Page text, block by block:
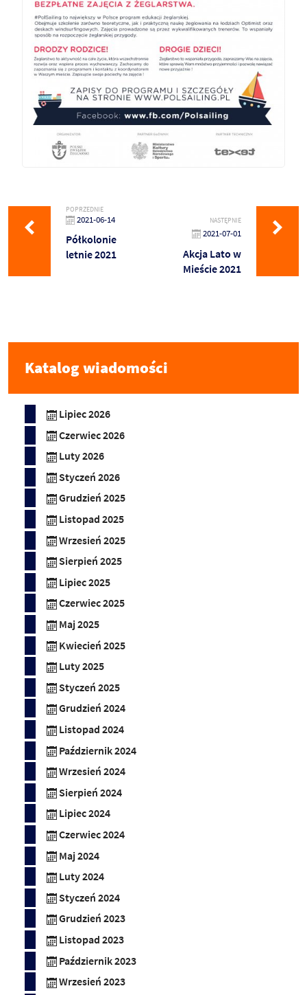
POPRZEDNIE
2021-06-14
Półkolonie
letnie 2021
NASTĘPNIE
2021-07-01
Akcja Lato w
Mieście 2021
Katalog wiadomości
Lipiec 2026
Czerwiec 2026
Luty 2026
Styczeń 2026
Grudzień 2025
Listopad 2025
Wrzesień 2025
Sierpień 2025
Lipiec 2025
Czerwiec 2025
Maj 2025
Kwiecień 2025
Luty 2025
Styczeń 2025
Grudzień 2024
Listopad 2024
Październik 2024
Wrzesień 2024
Sierpień 2024
Lipiec 2024
Czerwiec 2024
Maj 2024
Luty 2024
Styczeń 2024
Grudzień 2023
Listopad 2023
Październik 2023
Wrzesień 2023